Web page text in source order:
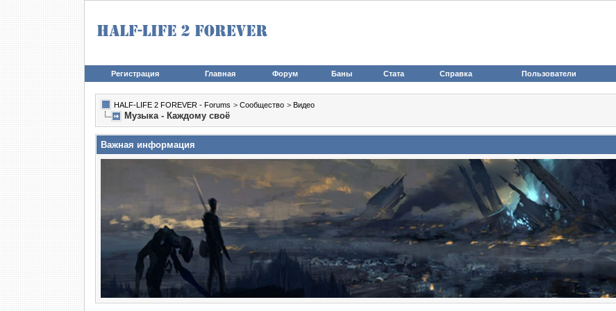
Регистрация Главная Форум Баны Стата Справка Пользователи
HALF-LIFE 2 FOREVER - Forums > Сообщество > Видео
Музыка - Каждому своё
Важная информация